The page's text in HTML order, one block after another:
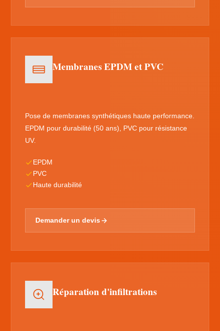
Membranes EPDM et PVC
Pose de membranes synthétiques haute performance.
EPDM pour durabilité (50 ans), PVC pour résistance
UV.
EPDM
PVC
Haute durabilité
Demander un devis
Réparation d'infiltrations